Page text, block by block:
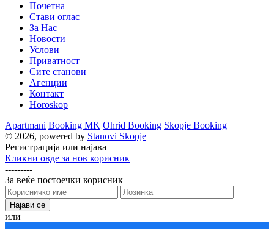
Почетна
Стави оглас
За Нас
Новости
Услови
Приватност
Сите станови
Агенции
Контакт
Horoskop
Apartmani Booking MK Ohrid Booking Skopje Booking
© 2026, powered by Stanovi Skopje
Регистрација или најава
Кликни овде за нов корисник
---------
За веќе постоечки корисник
или